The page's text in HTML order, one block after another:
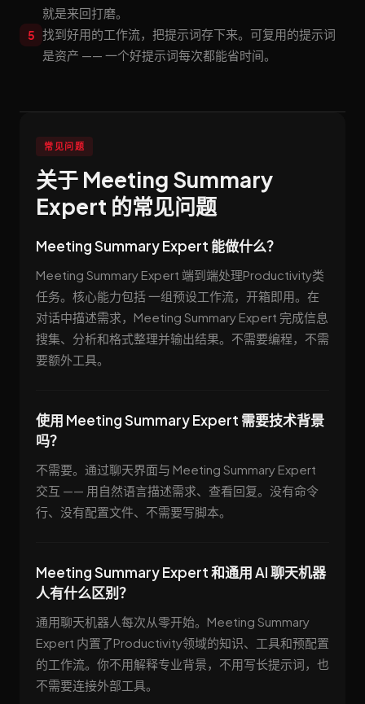
就是来回打磨。
5 找到好用的工作流，把提示词存下来。可复用的提示词
是资产 —— 一个好提示词每次都能省时间。
常见问题
关于 Meeting Summary
Expert 的常见问题
Meeting Summary Expert 能做什么？
Meeting Summary Expert 端到端处理Productivity类
任务。核心能力包括 一组预设工作流，开箱即用。在
对话中描述需求，Meeting Summary Expert 完成信息
搜集、分析和格式整理并输出结果。不需要编程，不需
要额外工具。
使用 Meeting Summary Expert 需要技术背景
吗？
不需要。通过聊天界面与 Meeting Summary Expert
交互 —— 用自然语言描述需求、查看回复。没有命令
行、没有配置文件、不需要写脚本。
Meeting Summary Expert 和通用 AI 聊天机器
人有什么区别？
通用聊天机器人每次从零开始。Meeting Summary
Expert 内置了Productivity领域的知识、工具和预配置
的工作流。你不用解释专业背景，不用写长提示词，也
不需要连接外部工具。